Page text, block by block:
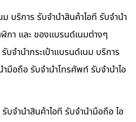
ม บริการ รับจำนำสินค้าไอที รับจำนำ
กา และ ของแบรนด์เนมต่างๆ
จำนำกระเป๋าแบรนด์เนม บริการ
มือถือ รับจำนำโทรศัพท์ รับจำนำไอ
บจำนำสินค้าไอที รับจำนำมือถือ ไอ